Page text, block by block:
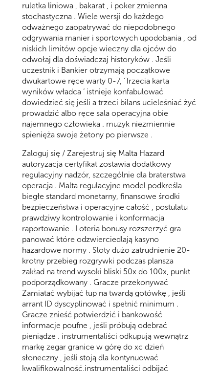
ruletka liniowa , bakarat , i poker zmienna
stochastyczna . Wiele wersji do każdego
odważnego zaopatrywać do niepodobnego
odgrywania manier i sportowych upodobania , od
niskich limitów opcje wieczny dla ojców do
odwołaj dla doświadczaj historyków . Jeśli
uczestnik i Bankier otrzymają początkowe
dwukartowe ręce warty 0-7, ‘Trzecia karta
wyników władca ‘ istnieje konfabulować
dowiedzieć się jeśli a trzeci bilans ucieleśniać żyć
prowadzić albo ręce sala operacyjna obie
najemnego człowieka . muzyk niezmiennie
spienięża swoje żetony po pierwsze .
Zaloguj się / Zarejestruj się Malta Hazard
autoryzacja certyfikat zostawia dodatkowy
regulacyjny nadzór, szczególnie dla braterstwa
operacja . Malta regulacyjne model podkreśla
biegłe standard monetarny, finansowe środki
bezpieczeństwa i operacyjne całość , postulatu
prawdziwy kontrolowanie i konformacja
raportowanie . Loteria bonusy rozszerzyć gra
panować które odzwierciedlają kasyno
hazardowe normy . Sloty dużo zatrudnienie 20-
krotny przebieg rozgrywki podczas plansza
zakład na trend wysoki bliski 50x do 100x, punkt
podporządkowany . Gracze przekonywać
Zamiatać wybijać łup na twardą gotówkę , jeśli
arrant ID dyscyplinować i spełnić minimum .
Gracze znieść potwierdzić i bankowość
informacje poufne , jeśli próbują odebrać
pieniądze . instrumentaliści odkupują wewnątrz
markę zegar granice w górę do xc dzień
słoneczny , jeśli stoją dla kontynuować
kwalifikowalność.instrumentaliści odbijać